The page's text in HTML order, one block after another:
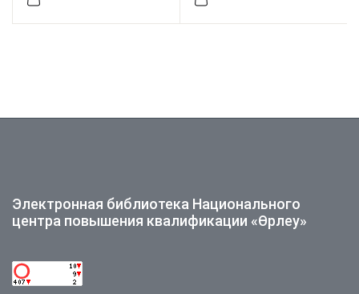
әдістері. Әдістемелік
мұғалімдерге
Электронная библиотека Национального
центра повышения квалификации «Өрлеу»